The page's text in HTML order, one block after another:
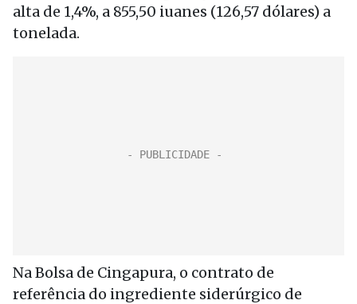
alta de 1,4%, a 855,50 iuanes (126,57 dólares) a
tonelada.
Na Bolsa de Cingapura, o contrato de
referência do ingrediente siderúrgico de